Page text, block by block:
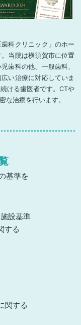
科クリニック」のホー
当院は横須賀市に位置
歯科の他、一般歯科、
い治療に対応していま
ける歯医者です。CTや
な治療を行います。
基準を
設基準
する
関する